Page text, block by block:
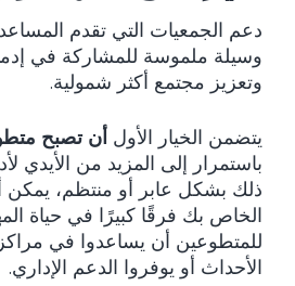
دعم الجمعيات التي تقدم
وسيلة ملموسة للمشاركة في
وتعزيز مجتمع أكثر شمولية.
يتضمن الخيار الأول أن تصبح
باستمرار إلى المزيد من الأيدي
ذلك بشكل عابر أو منتظم، يمكن
الخاص بك فرقًا كبيرًا في حياة
للمتطوعين أن يساعدوا في مراكز
الأحداث أو يوفروا الدعم الإداري.